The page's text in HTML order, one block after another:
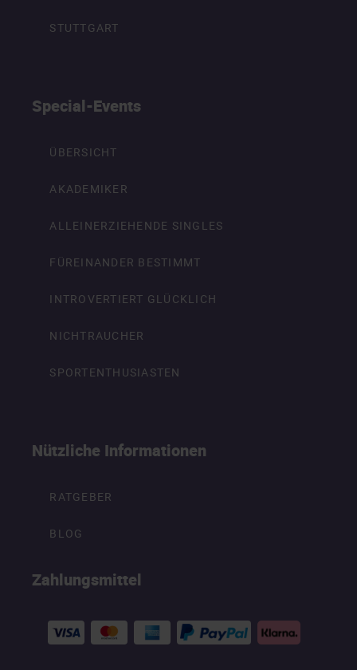
STUTTGART
Special-Events
ÜBERSICHT
AKADEMIKER
ALLEINERZIEHENDE SINGLES
FÜREINANDER BESTIMMT
INTROVERTIERT GLÜCKLICH
NICHTRAUCHER
SPORTENTHUSIASTEN
Nützliche Informationen
RATGEBER
BLOG
Zahlungsmittel